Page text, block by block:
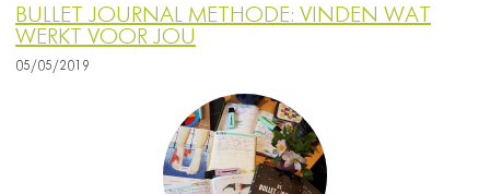
BULLET JOURNAL METHODE: VINDEN WAT
WERKT VOOR JOU
05/05/2019